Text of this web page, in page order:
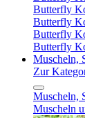
Butterfly
Butterfly
Butterfly
Butterfly
Muscheln,
Zur
Muscheln,
Muscheln